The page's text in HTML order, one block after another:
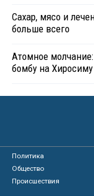
Сахар, мясо и
больше всего
Атомное
бомбу на
Политика
Общество
Происшествия